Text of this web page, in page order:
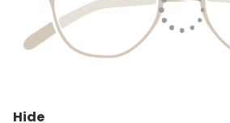
Hide